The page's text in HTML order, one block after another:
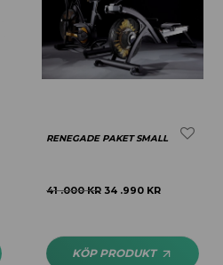
RENEGADE PAKET SMALL
41 .000KR 34 .990 KR
KÖP PRODUKT